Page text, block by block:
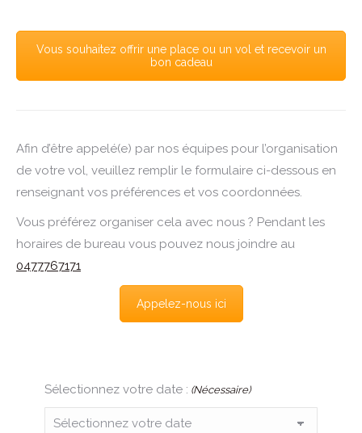
Vous souhaitez offrir une place ou un vol et recevoir un
bon cadeau
Afin d’être appelé(e) par nos équipes pour l’organisation
de votre vol, veuillez remplir le formulaire ci-dessous en
renseignant vos préférences et vos coordonnées.
Vous préférez organiser cela avec nous ? Pendant les
horaires de bureau vous pouvez nous joindre au
0477767171
Appelez-nous ici
Sélectionnez votre date : (Nécessaire)